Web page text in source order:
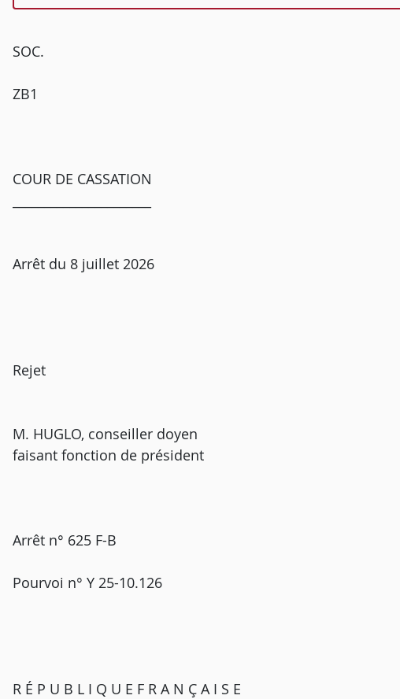
SOC.
ZB1
COUR DE CASSATION
Arrêt du 8 juillet 2026
Rejet
M. HUGLO, conseiller doyen
faisant fonction de président
Arrêt n° 625 F-B
Pourvoi n° Y 25-10.126
R É P U B L I Q U E F R A N Ç A I S E